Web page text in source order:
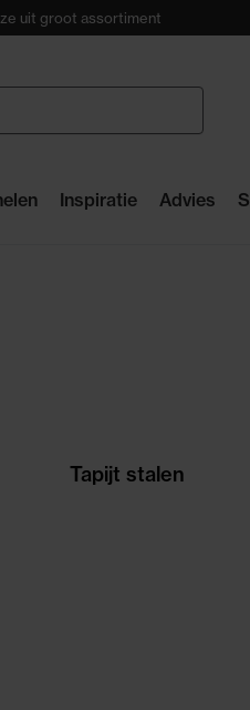
uit groot assortiment
Inspiratie Advies
Tapijt stalen